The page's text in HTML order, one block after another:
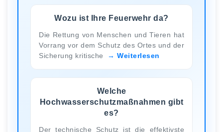
Wozu ist Ihre Feuerwehr da?
Die Rettung von Menschen und Tieren hat
Vorrang vor dem Schutz des Ortes und der
Sicherung kritische
Weiterlesen
Welche
Hochwasserschutzmaßnahmen gibt
es?
Der technische Schutz ist die effektivste